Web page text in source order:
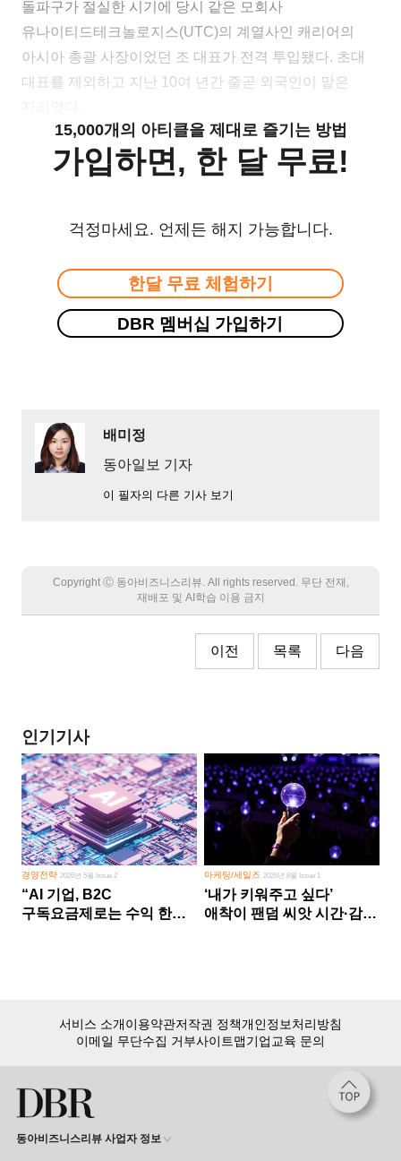
돌파구가 절실한 시기에 당시 같은 모회사
유나이티드테크놀로지스(UTC)의 계열사인 캐리어의
아시아 총괄 사장이었던 조 대표가 전격 투입됐다. 초대
대표를 제외하고 지난 10여 년간 줄곧 외국인이 맡은
15,000개의 아티클을 제대로 즐기는 방법
가입하면, 한 달 무료!
걱정마세요. 언제든 해지 가능합니다.
한달 무료 체험하기
DBR 멤버십 가입하기
배미정
동아일보 기자
이 필자의 다른 기사 보기
Copyright Ⓒ 동아비즈니스리뷰. All rights reserved. 무단 전재,
재배포 및 AI학습 이용 금지
이전 목록 다음
인기기사
경영전략2026년 5월 Issue 2
“AI 기업, B2C
구독요금제로는 수익 한계
마케팅/세일즈 2026년 8월 Issue 1
‘내가 키워주고 싶다’
애착이 팬덤 씨앗 시간·감정
서비스 소개이용약관저작권 정책개인정보처리방침
이메일 무단수집 거부사이트맵기업교육 문의
동아비즈니스리뷰 사업자 정보